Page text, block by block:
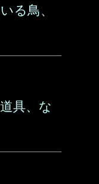
る鳥、
具、な